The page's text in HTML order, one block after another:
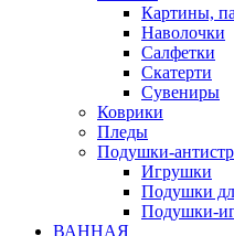
Картины,
Наволочки
Салфетки
Скатерти
Сувениры
Коврики
Пледы
Подушки-
Игрушки
Подушки
Подушки-
ВАННАЯ